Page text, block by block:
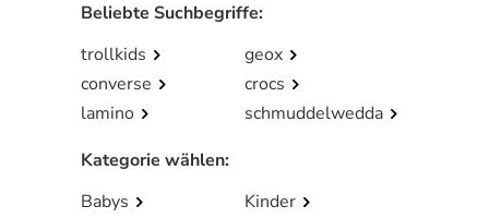
Beliebte Suchbegriffe:
trollkids
geox
converse
crocs
lamino
schmuddelwedda
Kategorie wählen:
Babys
Kinder